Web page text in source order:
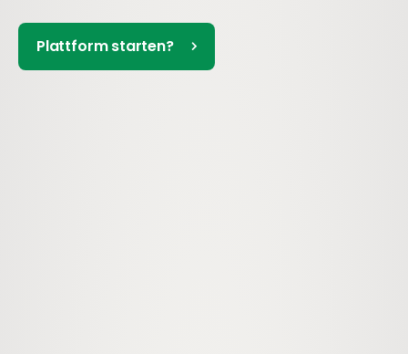
Plattform starten?